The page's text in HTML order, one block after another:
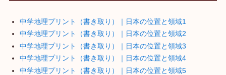
中学地理プリント（書き取り）｜日本の位置と領域1
中学地理プリント（書き取り）｜日本の位置と領域2
中学地理プリント（書き取り）｜日本の位置と領域3
中学地理プリント（書き取り）｜日本の位置と領域4
中学地理プリント（書き取り）｜日本の位置と領域5